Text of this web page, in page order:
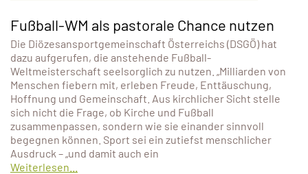
Fußball-WM als pastorale Chance nutzen
Die Diözesansportgemeinschaft Österreichs (DSGÖ) hat
dazu aufgerufen, die anstehende Fußball-
Weltmeisterschaft seelsorglich zu nutzen. „Milliarden von
Menschen fiebern mit, erleben Freude, Enttäuschung,
Hoffnung und Gemeinschaft. Aus kirchlicher Sicht stelle
sich nicht die Frage, ob Kirche und Fußball
zusammenpassen, sondern wie sie einander sinnvoll
begegnen können. Sport sei ein zutiefst menschlicher
Ausdruck – „und damit auch ein
Weiterlesen...